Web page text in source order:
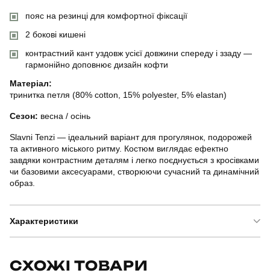
пояс на резинці для комфортної фіксації
2 бокові кишені
контрастний кант уздовж усієї довжини спереду і ззаду —
гармонійно доповнює дизайн кофти
Матеріал:
тринитка петля (80% cotton, 15% polyester, 5% elastan)
Сезон: весна / осінь
Slavni Tenzi — ідеальний варіант для прогулянок, подорожей
та активного міського ритму. Костюм виглядає ефектно
завдяки контрастним деталям і легко поєднується з кросівками
чи базовими аксесуарами, створюючи сучасний та динамічний
образ.
Характеристики
СХОЖІ ТОВАРИ